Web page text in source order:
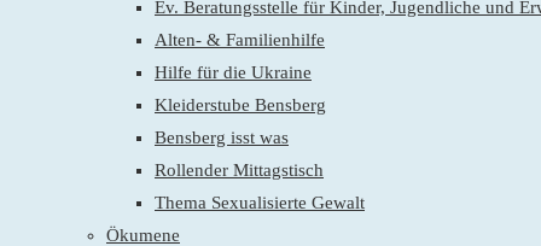
Ev. Beratungsstelle für Kinder, Jugendliche und
Alten- & Familienhilfe
Hilfe für die Ukraine
Kleiderstube Bensberg
Bensberg isst was
Rollender Mittagstisch
Thema Sexualisierte Gewalt
Ökumene